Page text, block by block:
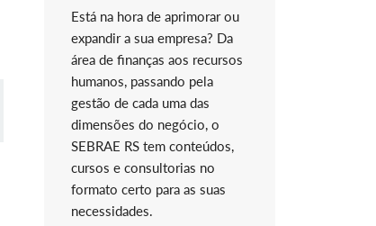
Está na hora de aprimorar ou
expandir a sua empresa? Da
área de finanças aos recursos
humanos, passando pela
gestão de cada uma das
dimensões do negócio, o
SEBRAE RS tem conteúdos,
cursos e consultorias no
formato certo para as suas
necessidades.